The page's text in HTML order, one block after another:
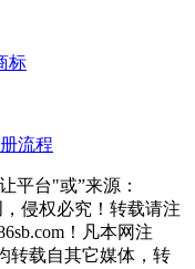
标
流程
平台"或”来源：
侵权必究！转载请注
！凡本网注
转载自其它媒体，转